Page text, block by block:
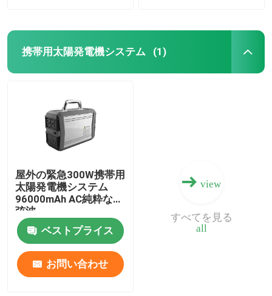
携帯用太陽発電機システム (1)
屋外の緊急300W携帯用
太陽発電機システム
96000mAh AC純粋な正
弦波
ベストプライス
お問い合わせ
view
all
すべてを見る